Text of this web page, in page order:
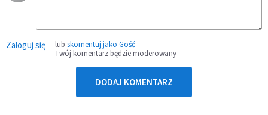
Zaloguj się lub skomentuj jako Gość
Twój komentarz będzie moderowany
DODAJ KOMENTARZ